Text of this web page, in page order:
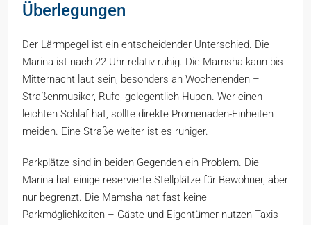
Überlegungen
Der Lärmpegel ist ein entscheidender Unterschied. Die
Marina ist nach 22 Uhr relativ ruhig. Die Mamsha kann bis
Mitternacht laut sein, besonders an Wochenenden –
Straßenmusiker, Rufe, gelegentlich Hupen. Wer einen
leichten Schlaf hat, sollte direkte Promenaden-Einheiten
meiden. Eine Straße weiter ist es ruhiger.
Parkplätze sind in beiden Gegenden ein Problem. Die
Marina hat einige reservierte Stellplätze für Bewohner, aber
nur begrenzt. Die Mamsha hat fast keine
Parkmöglichkeiten – Gäste und Eigentümer nutzen Taxis